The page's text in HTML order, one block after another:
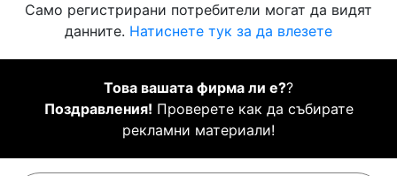
Само регистрирани потребители могат да видят
данните. Натиснете тук за да влезете
Това вашата фирма ли е??
Поздравления! Проверете как да събирате
рекламни материали!